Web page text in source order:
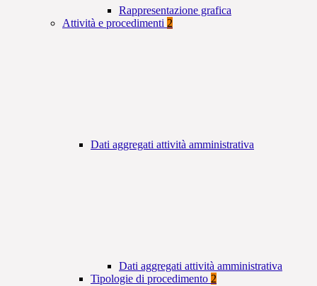
Rappresentazione grafica
Attività e procedimenti 2
Dati aggregati attività amministrativa
Dati aggregati attività amministrativa
Tipologie di procedimento 2